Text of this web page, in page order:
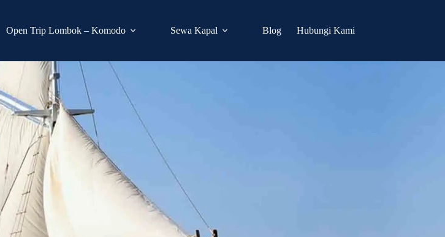
Open Trip Lombok – Komodo Sewa Kapal Blog Hubungi Kami